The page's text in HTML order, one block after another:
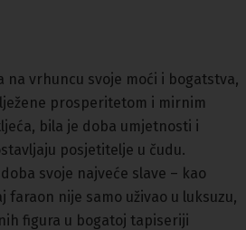
vrhuncu svoje moći i bogatstva,
prosperitetom i mirnim
bila je doba umjetnosti i
posjetitelje u čudu.
svoje najveće slave – kao
nije samo uživao u luksuzu,
figura u bogatoj tapiseriji